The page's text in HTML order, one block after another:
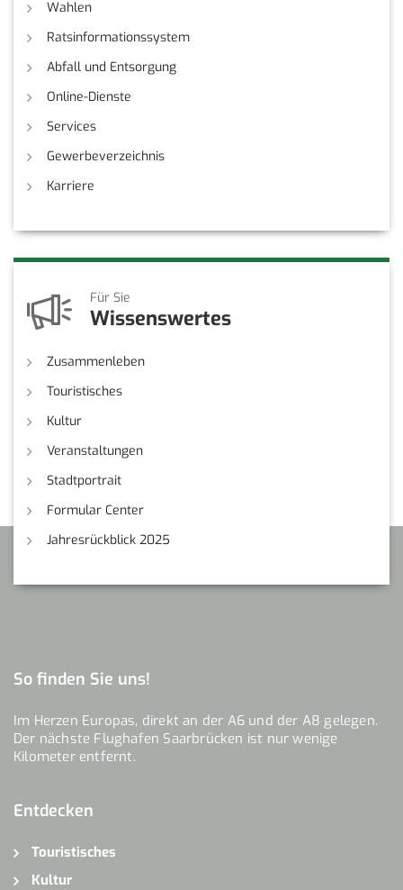
Wahlen
Ratsinformationssystem
Abfall und Entsorgung
Online-Dienste
Services
Gewerbeverzeichnis
Karriere
Für Sie
Wissenswertes
Zusammenleben
Touristisches
Kultur
Veranstaltungen
Stadtportrait
Formular Center
Jahresrückblick 2025
So finden Sie uns!
Im Herzen Europas, direkt an der A6 und der A8 gelegen.
Der nächste Flughafen Saarbrücken ist nur wenige
Kilometer entfernt.
Entdecken
Touristisches
Kultur